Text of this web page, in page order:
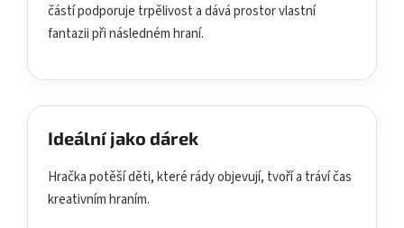
částí podporuje trpělivost a dává prostor vlastní
fantazii při následném hraní.
Ideální jako dárek
Hračka potěší děti, které rády objevují, tvoří a tráví čas
kreativním hraním.